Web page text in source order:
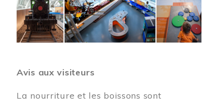
Avis aux visiteurs
La nourriture et les boissons sont